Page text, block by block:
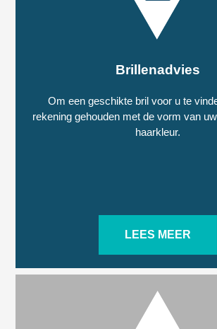
Brillenadvies
Om een geschikte bril voor u te
rekening gehouden met de vorm van
haarkleur.
LEES MEER